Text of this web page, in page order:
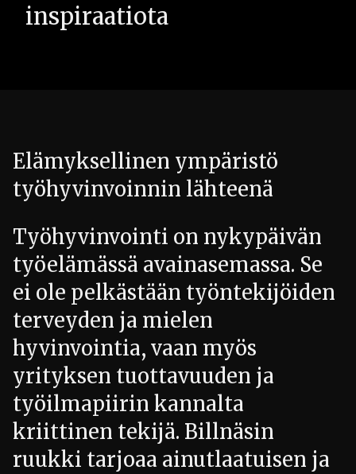
inspiraatiota
Elämyksellinen ympäristö
työhyvinvoinnin lähteenä
Työhyvinvointi on nykypäivän
työelämässä avainasemassa. Se
ei ole pelkästään työntekijöiden
terveyden ja mielen
hyvinvointia, vaan myös
yrityksen tuottavuuden ja
työilmapiirin kannalta
kriittinen tekijä. Billnäsin
ruukki tarjoaa ainutlaatuisen ja